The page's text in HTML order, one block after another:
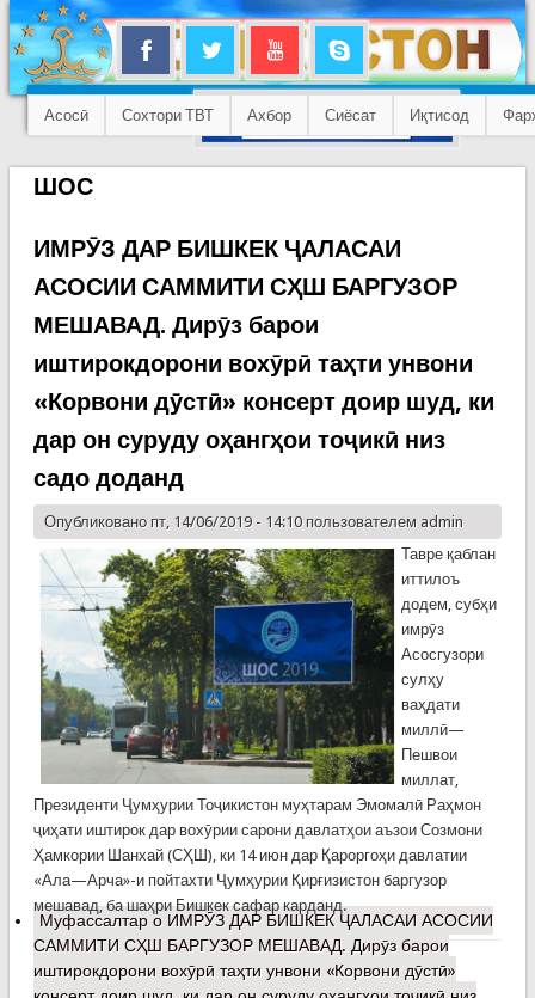
Асосӣ Сохтори ТВТ Ахбор Сиёсат Иқтисод
ШОС
ИМРӮЗ ДАР БИШКЕК ҶАЛАСАИ
АСОСИИ САММИТИ СҲШ БАРГУЗОР
МЕШАВАД. Дирӯз барои
иштирокдорони вохӯрӣ таҳти унвони
«Корвони дӯстӣ» консерт доир шуд, ки
дар он суруду оҳангҳои тоҷикӣ низ
садо доданд
Опубликовано пт, 14/06/2019 - 14:10 пользователем admin
Тавре қаблан
иттилоъ
додем, субҳи
имрӯз
Асосгузори
сулҳу
ваҳдати
миллӣ—
Пешвои
миллат,
Президенти Ҷумҳурии Тоҷикистон муҳтарам Эмомалӣ Раҳмон
ҷиҳати иштирок дар вохӯрии сарони давлатҳои аъзои Созмони
Ҳамкории Шанхай (СҲШ), ки 14 июн дар Қароргоҳи давлатии
«Ала—Арча»-и пойтахти Ҷумҳурии Қирғизистон баргузор
мешавад, ба шаҳри Бишкек сафар карданд.
Муфассалтаро ИМРӮЗ ДАР БИШКЕК ҶАЛАСАИ АСОСИИ
САММИТИ СҲШ БАРГУЗОР МЕШАВАД. Дирӯз барои
иштирокдорони вохӯрӣ таҳти унвони «Корвони дӯстӣ»